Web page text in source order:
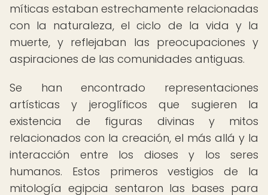
míticas estaban estrechamente relacionadas
con la naturaleza, el ciclo de la vida y la
muerte, y reflejaban las preocupaciones y
aspiraciones de las comunidades antiguas.
Se han encontrado representaciones
artísticas y jeroglíficos que sugieren la
existencia de figuras divinas y mitos
relacionados con la creación, el más allá y la
interacción entre los dioses y los seres
humanos. Estos primeros vestigios de la
mitología egipcia sentaron las bases para